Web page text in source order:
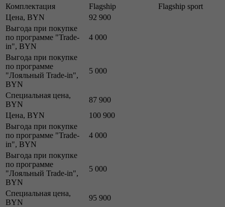
Комплектация
Flagship
Flagship sport
Цена, BYN
92 900
Выгода при покупке
по программе "Trade-
in", BYN
4 000
Выгода при покупке
по программе
"Лояльный Trade-in",
BYN
5 000
Специальная цена,
BYN
87 900
Цена, BYN
100 900
Выгода при покупке
по программе "Trade-
in", BYN
4 000
Выгода при покупке
по программе
"Лояльный Trade-in",
BYN
5 000
Специальная цена,
BYN
95 900